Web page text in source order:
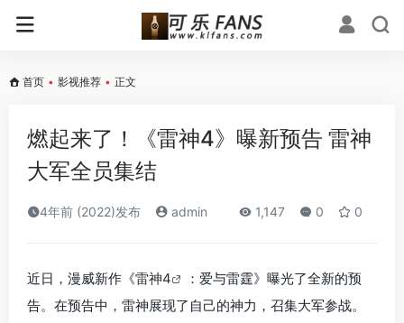
首页 • 影视推荐 • 正文
燃起来了！《雷神4》曝新预告 雷神
大军全员集结
4年前 (2022)发布 admin 1,147 0 0
近日，漫威新作《雷神4
：爱与雷霆》曝光了全新的预
告。在预告中，雷神展现了自己的神力，召集大军参战。